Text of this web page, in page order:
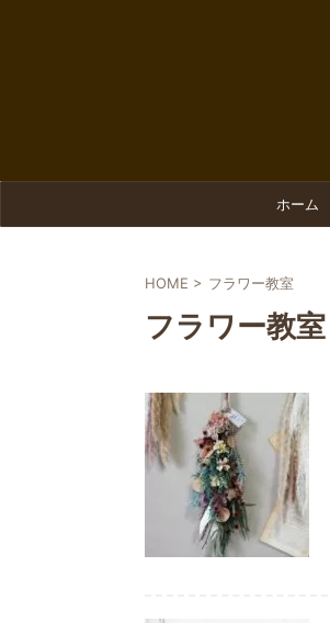
ホーム
HOME > フラワー教室
フラワー教室